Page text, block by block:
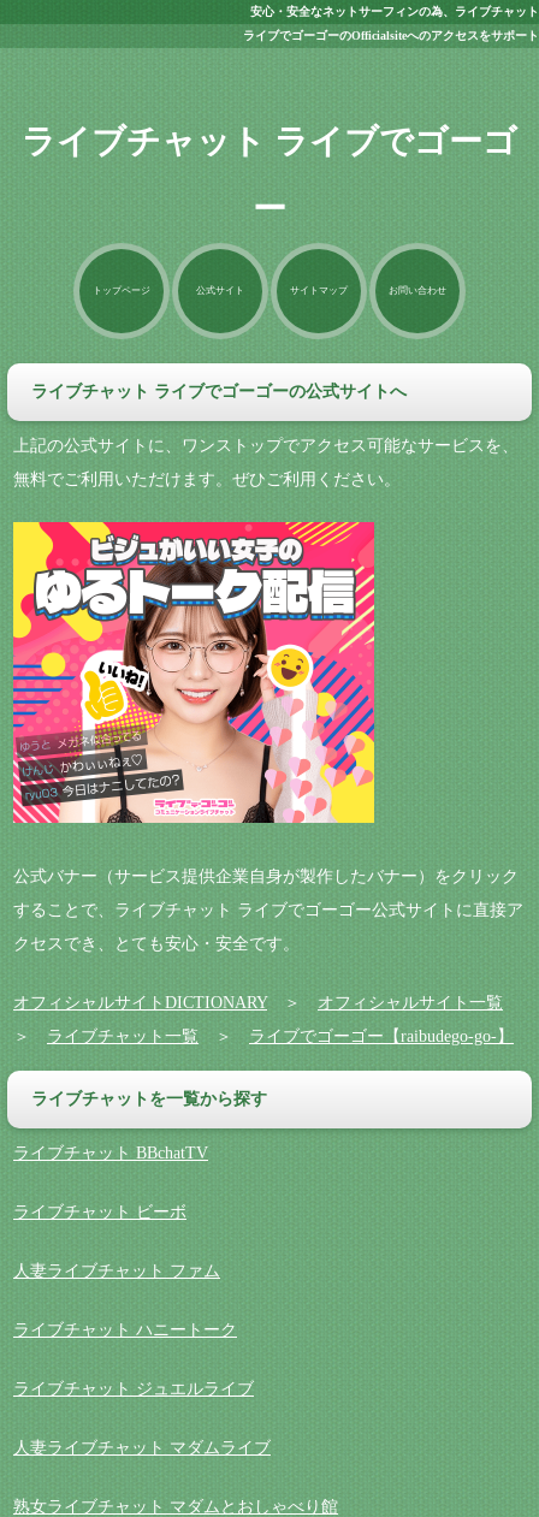
安心・安全なネットサーフィンの為、ライブチャット
ライブでゴーゴーのOfficialsiteへのアクセスをサポート
ライブチャット ライブでゴーゴ
ー
トップページ 公式サイト サイトマップ お問い合わせ
ライブチャット ライブでゴーゴーの公式サイトへ
上記の公式サイトに、ワンストップでアクセス可能なサービスを、
無料でご利用いただけます。ぜひご利用ください。
公式バナー（サービス提供企業自身が製作したバナー）をクリック
することで、ライブチャット ライブでゴーゴー公式サイトに直接ア
クセスでき、とても安心・安全です。
オフィシャルサイトDICTIONARY＞ オフィシャルサイト一覧
＞ ライブチャット一覧 ＞ ライブでゴーゴー【raibudego-go-】
ライブチャットを一覧から探す
ライブチャット BBchatTV
ライブチャット ビーボ
人妻ライブチャット ファム
ライブチャット ハニートーク
ライブチャット ジュエルライブ
人妻ライブチャット マダムライブ
熟女ライブチャット マダムとおしゃべり館